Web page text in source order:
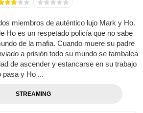
miembros de auténtico lujo Mark y Ho.
Ho es un respetado policía que no sabe
de la mafia. Cuando muere su padre
a prisión todo su mundo se tambalea
de ascender y estancarse en su trabajo
pasa y Ho ...
STREAMING